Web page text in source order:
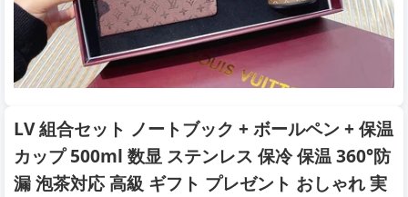
LV 組合セット ノートブック + ボールペン + 保温
カップ 500ml 数显 ステンレス 保冷 保温 360°防
漏 泡茶対応 高級 ギフト プレゼント おしゃれ 実